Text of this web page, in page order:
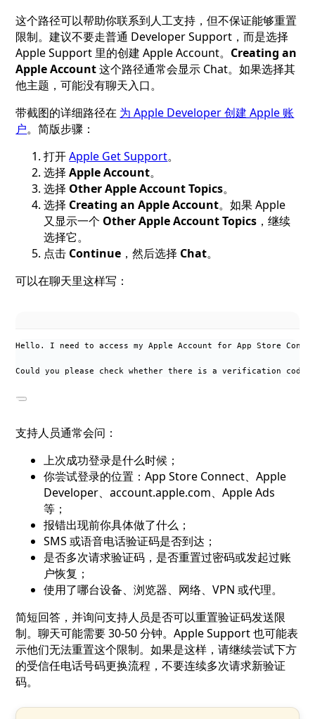
这个路径可以帮助你联系到人工支持，但不保证能够重置
限制。建议不要走普通 Developer Support，而是选择
Apple Support 里的创建 Apple Account。 Creating an
Apple Account这个路径通常会显示 Chat。如果选择其
他主题，可能没有聊天入口。
带截图的详细路径在 为 Apple Developer 创建 Apple 账
户。简版步骤：
打开Apple Get Support。
选择Apple Account。
选择 Other Apple Account Topics。
选择 Creating an Apple Account。如果 Apple
又显示一个 Other Apple Account Topics ，继续
选择它。
点击 Continue ，然后选择 Chat。
可以在聊天里这样写：
Hello. I need to access my Apple Account for App Store
Could you please check whether there is a verification
支持人员通常会问：
上次成功登录是什么时候；
你尝试登录的位置：App Store Connect、Apple
Developer、account.apple.com、Apple Ads
等；
报错出现前你具体做了什么；
SMS 或语音电话验证码是否到达；
是否多次请求验证码，是否重置过密码或发起过账
户恢复；
使用了哪台设备、浏览器、网络、VPN 或代理。
简短回答，并询问支持人员是否可以重置验证码发送限
制。聊天可能需要 30-50 分钟。Apple Support 也可能表
示他们无法重置这个限制。如果是这样，请继续尝试下方
的受信任电话号码更换流程，不要连续多次请求新验证
码。